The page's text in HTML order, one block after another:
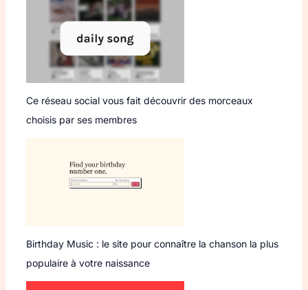
Ce réseau social vous fait découvrir des morceaux
choisis par ses membres
Birthday Music : le site pour connaître la chanson la plus
populaire à votre naissance